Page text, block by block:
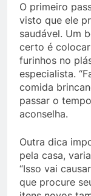
O primeiro
visto que ele
saudável. Um
certo é
furinhos no
especialista.
comida
passar o
aconselha.
Outra dica
pela casa,
“Isso vai
que procure